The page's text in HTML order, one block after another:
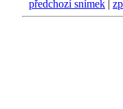
předchozí snímek |